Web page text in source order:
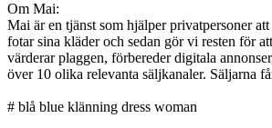
Om Mai:
Mai är en tjänst som hjälper privatpersoner
fotar sina kläder och sedan gör vi resten för
värderar plaggen, förbereder digitala
över 10 olika relevanta säljkanaler. Säljarna
# blå blue klänning dress woman